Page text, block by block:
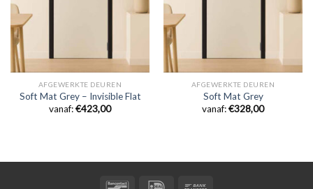
AFGEWERKTE DEUREN
Soft Mat Grey – Invisible Flat
vanaf:€423,00
AFGEWERKTE DEUREN
Soft Mat Grey
vanaf:€328,00